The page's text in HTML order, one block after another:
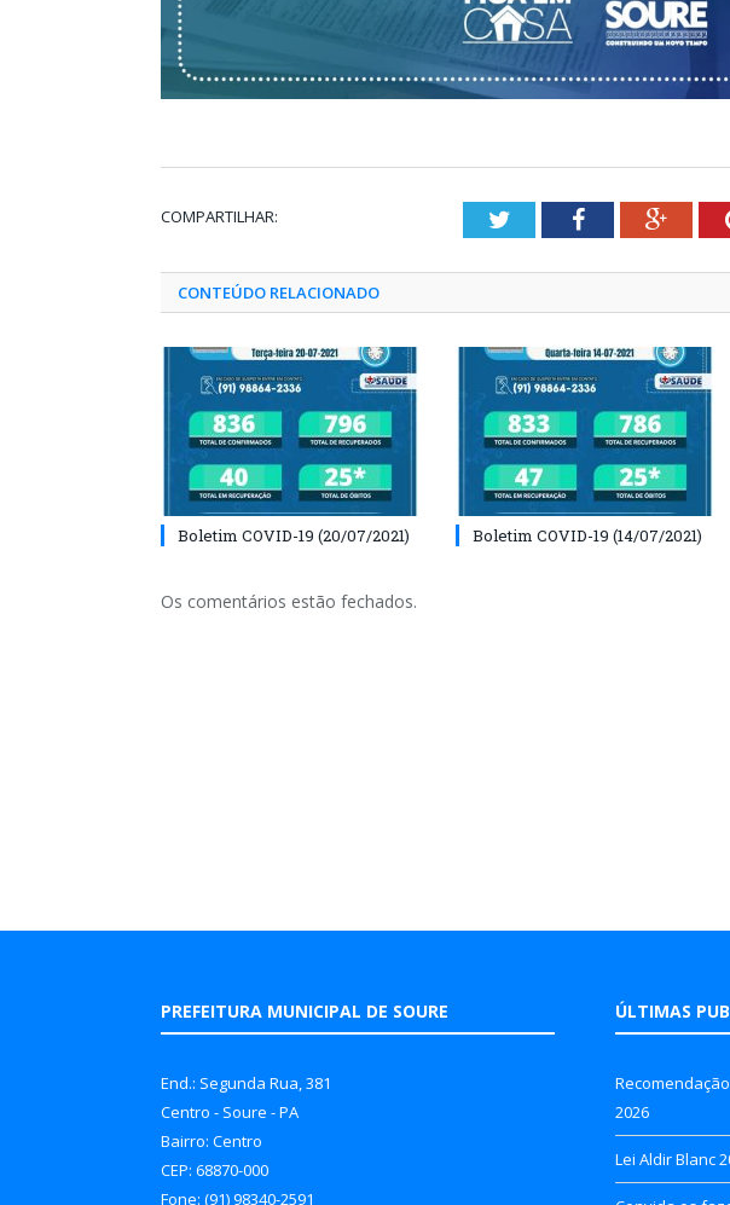
COMPARTILHAR: TwitterFacebook
CONTEÚDO RELACIONADO
Boletim COVID-19 (20/07/2021) Boletim COVID-19 (14/07/2021)
Os comentários estão fechados.
PREFEITURA MUNICIPAL DE SOURE
End.: Segunda Rua, 381
Centro - Soure - PA
Bairro: Centro
CEP: 68870-000
Fone: (91) 98340-2591
ÚLTIMAS
Recomendação
2026
Lei Aldir Blanc